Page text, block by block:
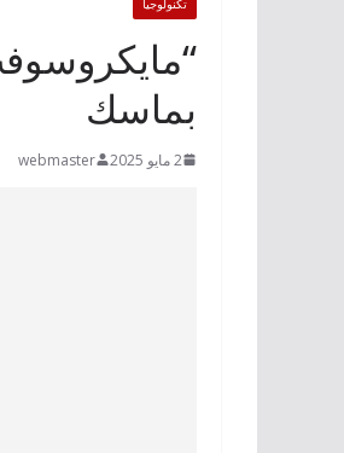
بماسك
2 مايو 2025 webmaster